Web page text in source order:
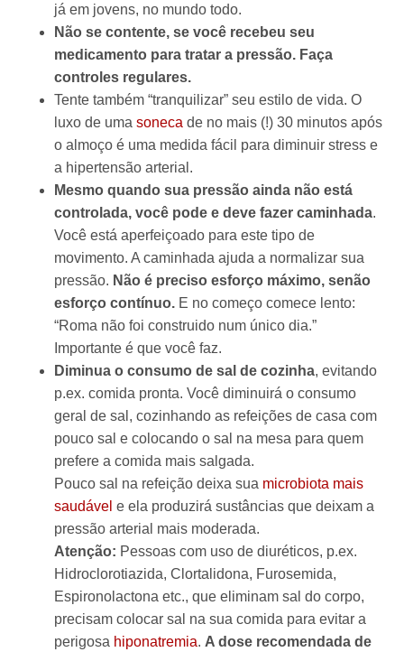
já em jovens, no mundo todo.
Não se contente, se você recebeu seu
medicamento para tratar a pressão. Faça
controles regulares.
Tente também “tranquilizar” seu estilo de vida. O
luxo de uma soneca de no mais (!) 30 minutos após
o almoço é uma medida fácil para diminuir stress e
a hipertensão arterial.
Mesmo quando sua pressão ainda não está
controlada, você pode e deve fazer caminhada.
Você está aperfeiçoado para este tipo de
movimento. A caminhada ajuda a normalizar sua
pressão. Não é preciso esforço máximo, senão
esforço contínuo. E no começo comece lento:
“Roma não foi construido num único dia.”
Importante é que você faz.
Diminua o consumo de sal de cozinha, evitando
p.ex. comida pronta. Você diminuirá o consumo
geral de sal, cozinhando as refeições de casa com
pouco sal e colocando o sal na mesa para quem
prefere a comida mais salgada.
Pouco sal na refeição deixa sua microbiota mais
saudável e ela produzirá sustâncias que deixam a
pressão arterial mais moderada.
Atenção: Pessoas com uso de diuréticos, p.ex.
Hidroclorotiazida, Clortalidona, Furosemida,
Espironolactona etc., que eliminam sal do corpo,
precisam colocar sal na sua comida para evitar a
perigosa hiponatremia. A dose recomendada de